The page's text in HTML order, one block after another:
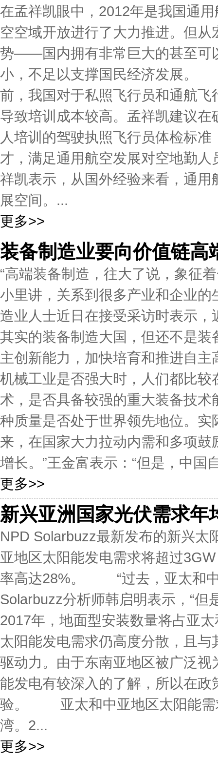
在孟祥凯眼中，2012年是我国通
空空域开放进行了大力推进。但
势——国内拥有非常巨大的甚至可
小，不足以支撑国民经济发展。
前，我国对于私照飞行员和通航
导致培训成本较高。孟祥凯建议
人培训的驾驶执照飞行员体检标
才，满足通用航空发展对空地勤
祥凯表示，从国外经验来看，通
展空间。...
更多>>
装备制造业要向价值链高
“高端装备制造，往大了说，象征
小里讲，关系到很多产业和企业
造业人士近日在接受采访时表示
其实的装备制造大国，但还不是装
主创新能力，加快培育和推进自
机械工业是否强大时，人们都比
术，是否具备较强的重大装备技
种质量是否处于世界领先地位。
来，在国家大力拉动内需和多项
增长。”王金富表示：“但是，中国
更多>>
新兴亚洲国家光伏需求年
NPD Solarbuzz最新发布的新兴太
亚地区太阳能发电需求将超过
率高达28%。 “过去，亚太和中
Solarbuzz分析师韩启明表示，“
2017年，地面型安装数量将占
太阳能发电需求仍高度分散，且
驱动力。由于东南亚地区被广泛
能发电有较深入的了解，所以在
验。 亚太和中亚地区太阳能需
湾。2...
更多>>